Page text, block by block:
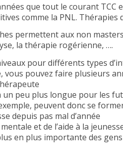
que tout le courant TCC
comme la PNL. Thérapies
permettent aux non
la thérapie rogérienne, ….
pour différents types
vous pouvez faire plusieurs
peu plus longue pour les
peuvent donc se
depuis pas mal d’année
et de l’aide à la
en plus importante des